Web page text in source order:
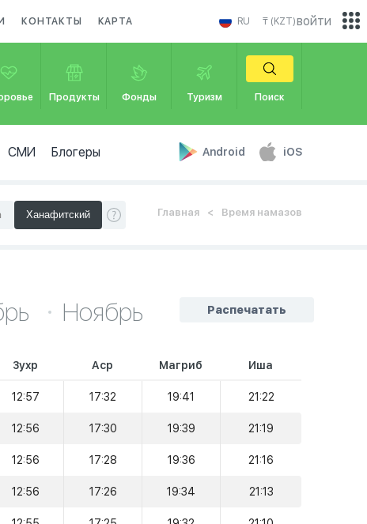
КОНТАКТЫ КАРТА RU ₸ (KZT)
Продукты Фонды Туризм Поиск
СМИ Блогеры Android iOS
войти
Главная Время намазов
Распечатать
Ноябрь
Зухр Аср Магриб Иша
12:57 17:32 19:41 21:22
12:56 17:30 19:39 21:19
12:56 17:28 19:36 21:16
12:56 17:26 19:34 21:13